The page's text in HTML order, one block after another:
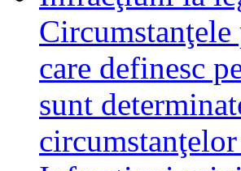
care definesc
sunt